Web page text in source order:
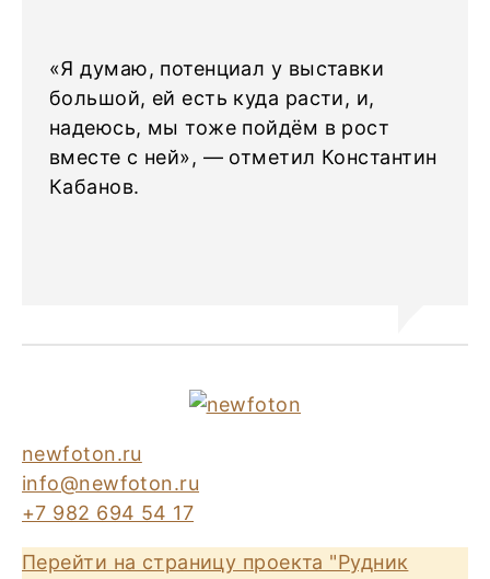
«Я думаю, потенциал у выставки
большой, ей есть куда расти, и,
надеюсь, мы тоже пойдём в рост
вместе с ней», — отметил Константин
Кабанов.
newfoton.ru
info@newfoton.ru
+7 982 694 54 17
Перейти на страницу проекта "Рудник